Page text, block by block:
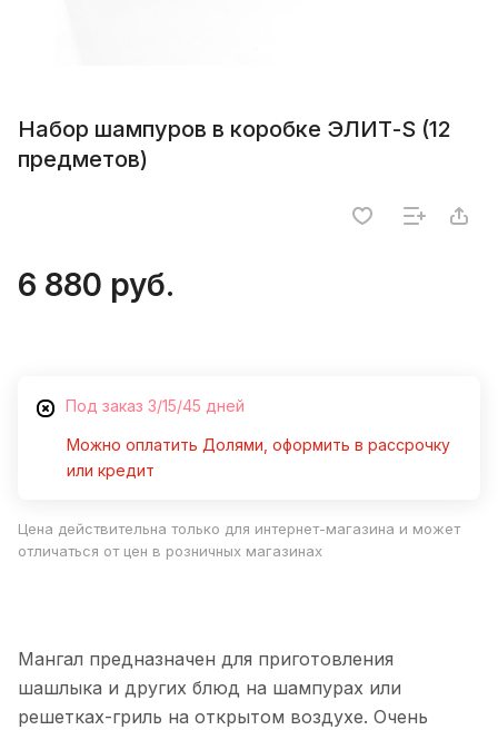
Набор шампуров в коробке ЭЛИТ-S (12
предметов)
6 880 руб.
Под заказ 3/15/45 дней
Можно оплатить Долями, оформить в рассрочку
или кредит
Цена действительна только для интернет-магазина и может
отличаться от цен в розничных магазинах
Мангал предназначен для приготовления
шашлыка и других блюд на шампурах или
решетках-гриль на открытом воздухе. Очень